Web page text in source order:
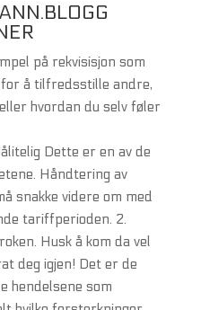
på rekvisisjon som
å tilfredsstille andre,
hvordan du selv føler
Dette er en av de
Håndtering av
snakke videre om med
tariffperioden. 2.
Husk å kom da vel
deg igjen! Det er de
hendelsene som